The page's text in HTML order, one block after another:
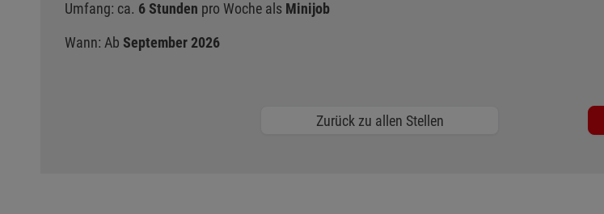
Umfang: ca. 6 Stunden pro Woche als Minijob
Wann: Ab September 2026
Zurück zu allen Stellen